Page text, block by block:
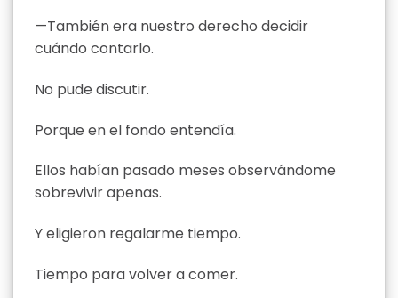
—También era nuestro derecho decidir
cuándo contarlo.
No pude discutir.
Porque en el fondo entendía.
Ellos habían pasado meses observándome
sobrevivir apenas.
Y eligieron regalarme tiempo.
Tiempo para volver a comer.